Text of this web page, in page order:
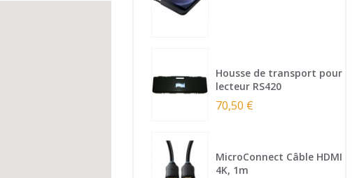
Housse de transport pour
lecteur RS420
70,50 €
MicroConnect Câble HDMI
4K, 1m